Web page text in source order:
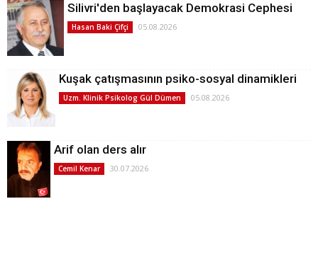
Silivri'den başlayacak Demokrasi Cephesi
Hasan Baki Çifçi 05.08.2026
Kuşak çatışmasının psiko-sosyal dinamikleri
Uzm. Klinik Psikolog Gül Dümen 05.08.2026
Arif olan ders alır
Cemil Kenar 30.07.2026